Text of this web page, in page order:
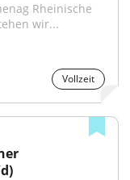
Rheinische
wir...
Vollzeit